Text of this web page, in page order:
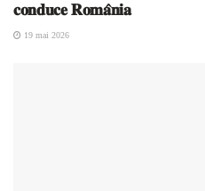
𝐜𝐨𝐧𝐝𝐮𝐜𝐞 𝐑𝐨𝐦𝐚̂𝐧𝐢𝐚
19 mai 2026